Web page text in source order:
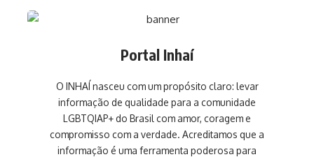
Portal Inhaí
O INHAÍ nasceu com um propósito claro: levar
informação de qualidade para a comunidade
LGBTQIAP+ do Brasil com amor, coragem e
compromisso com a verdade. Acreditamos que a
informação é uma ferramenta poderosa para